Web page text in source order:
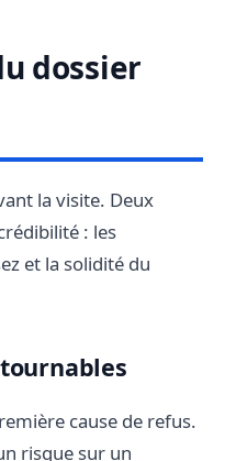
dossier
la visite. Deux
: les
et la solidité du
cause de refus.
risque sur un